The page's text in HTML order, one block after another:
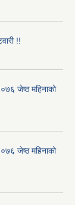
!!
जेष्ठ महिनाको
जेष्ठ महिनाको